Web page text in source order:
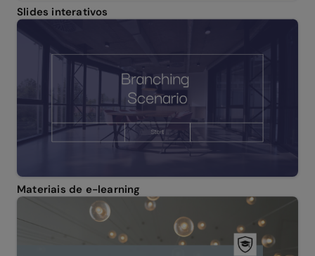
Slides interativos
Materiais de e-learning